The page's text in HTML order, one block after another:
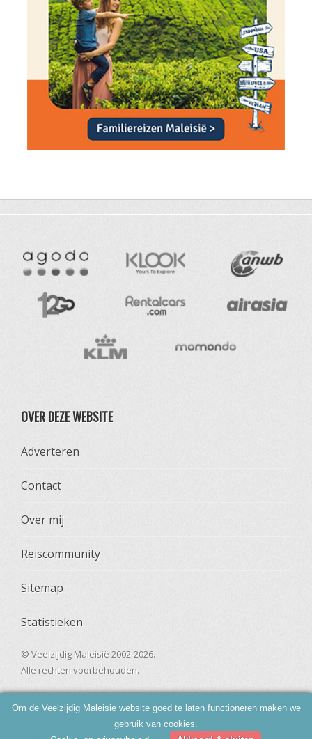
OVER DEZE WEBSITE
Adverteren
Contact
Over mij
Reiscommunity
Sitemap
Statistieken
© Veelzijdig Maleisië 2002-2026.
Alle rechten voorbehouden.
Om de Veelzijdig Maleisie website goed te laten functioneren maken we
gebruik van cookies.